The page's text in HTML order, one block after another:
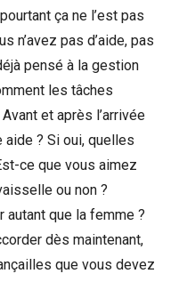
ça ne l’est pas
n’avez pas d’aide, pas
pensé à la gestion
les tâches
et après l’arrivée
? Si oui, quelles
ce que vous aimez
ou non ?
autant que la femme ?
dès maintenant,
que vous devez